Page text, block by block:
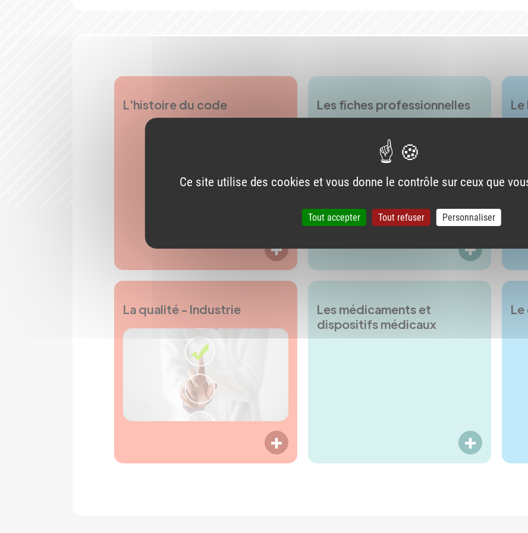
L'histoire du code
LIRE PLUS
Les fiches professionnelles
LIRE PLUS
La qualité - Industrie
LIRE PLUS
Les médicaments et
dispositifs médicaux
LIRE PLUS
Ce site utilise des cookies et vous donne le contrôle sur ceux que
Tout accepter Tout refuser Personnaliser